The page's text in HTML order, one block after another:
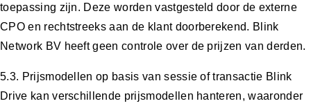
toepassing zijn. Deze worden vastgesteld door de externe
CPO en rechtstreeks aan de klant doorberekend. Blink
Network BV heeft geen controle over de prijzen van derden.
5.3. Prijsmodellen op basis van sessie of transactie Blink
Drive kan verschillende prijsmodellen hanteren, waaronder